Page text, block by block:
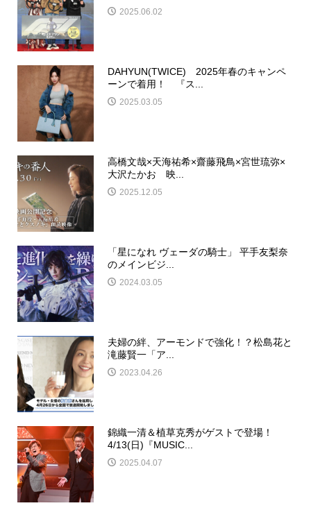
2025.06.02
DAHYUN(TWICE) 2025年春のキャンペ
ーンで着用！ 『ス...
2025.03.05
高橋文哉×天海祐希×齋藤飛鳥×宮世琉弥×
大沢たかお 映...
2025.12.05
「星になれ ヴェーダの騎士」 平手友梨奈
のメインビジ...
2024.03.05
夫婦の絆、アーモンドで強化！？松島花と
滝藤賢一「ア...
2023.04.26
錦織一清＆植草克秀がゲストで登場！
4/13(日)『MUSIC...
2025.04.07